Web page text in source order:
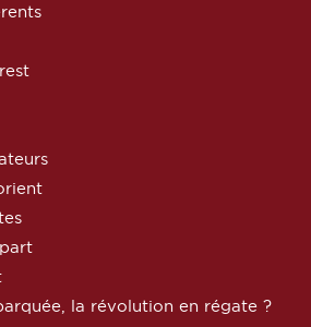
la révolution en régate ?